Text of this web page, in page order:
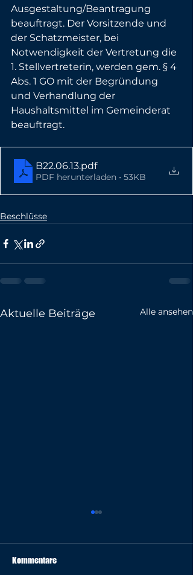
Ausgestaltung/Beantragung
beauftragt. Der Vorsitzende und
der Schatzmeister, bei
Notwendigkeit der Vertretung die
1. Stellvertreterin, werden gem. § 4
Abs. 1 GO mit der Begründung
und Verhandlung der
Haushaltsmittel im Gemeinderat
beauftragt.
B22.06.13.pdf
PDF herunterladen • 53KB
Beschlüsse
Aktuelle Beiträge Alle ansehen
Kommentare